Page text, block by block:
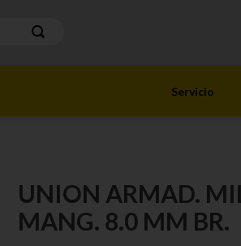
Servicio
UNION ARMAD.
MANG. 8.0 MM BR.